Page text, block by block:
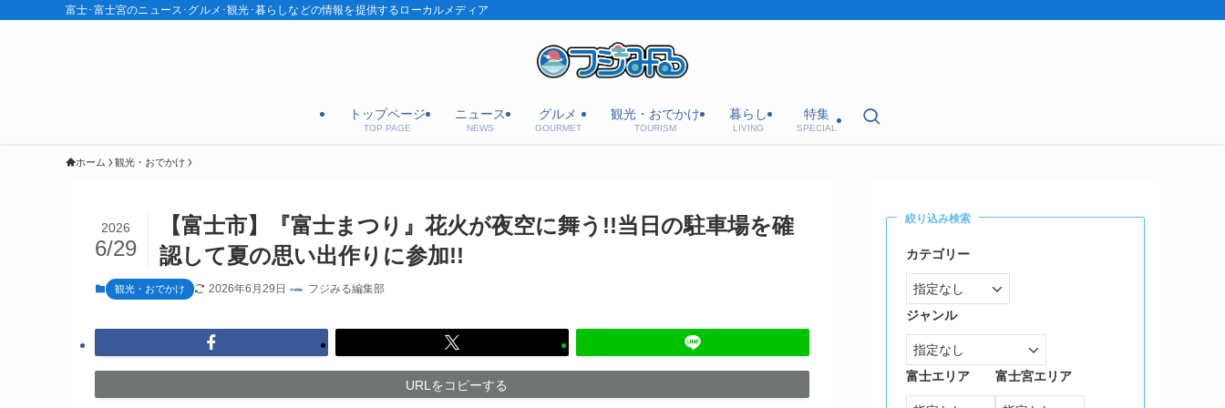
富士･富士宮のニュース･グルメ･観光･暮らしなどの情報を提供するローカルメディア
トップページ
TOP PAGE
ニュース
NEWS
グルメ
GOURMET
観光・おでかけ
TOURISM
暮らし
LIVING
特集
SPECIAL
ホーム 観光・おでかけ
【富士市】『富士まつり』花火が夜空に舞う!!当日の駐車場を確
認して夏の思い出作りに参加!!
2026
6/29
観光・おでかけ 2026年6月29日 フジみる編集部
URLをコピーする
絞り込み検索
カテゴリー
ジャンル
富士エリア 富士宮エリア